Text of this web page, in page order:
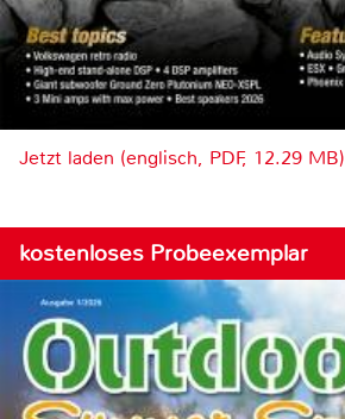
Jetzt laden (englisch, PDF, 12.29 MB)
kostenloses Probeexemplar